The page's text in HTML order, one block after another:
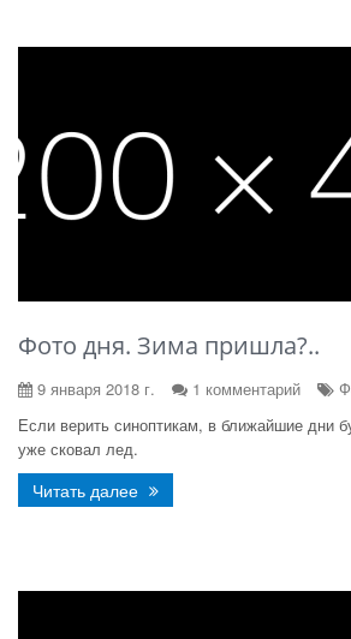
Фото дня. Зима пришла?..
9 января 2018 г. 1 комментарий
Если верить синоптикам, в ближайшие дни
уже сковал лед.
Читать далее